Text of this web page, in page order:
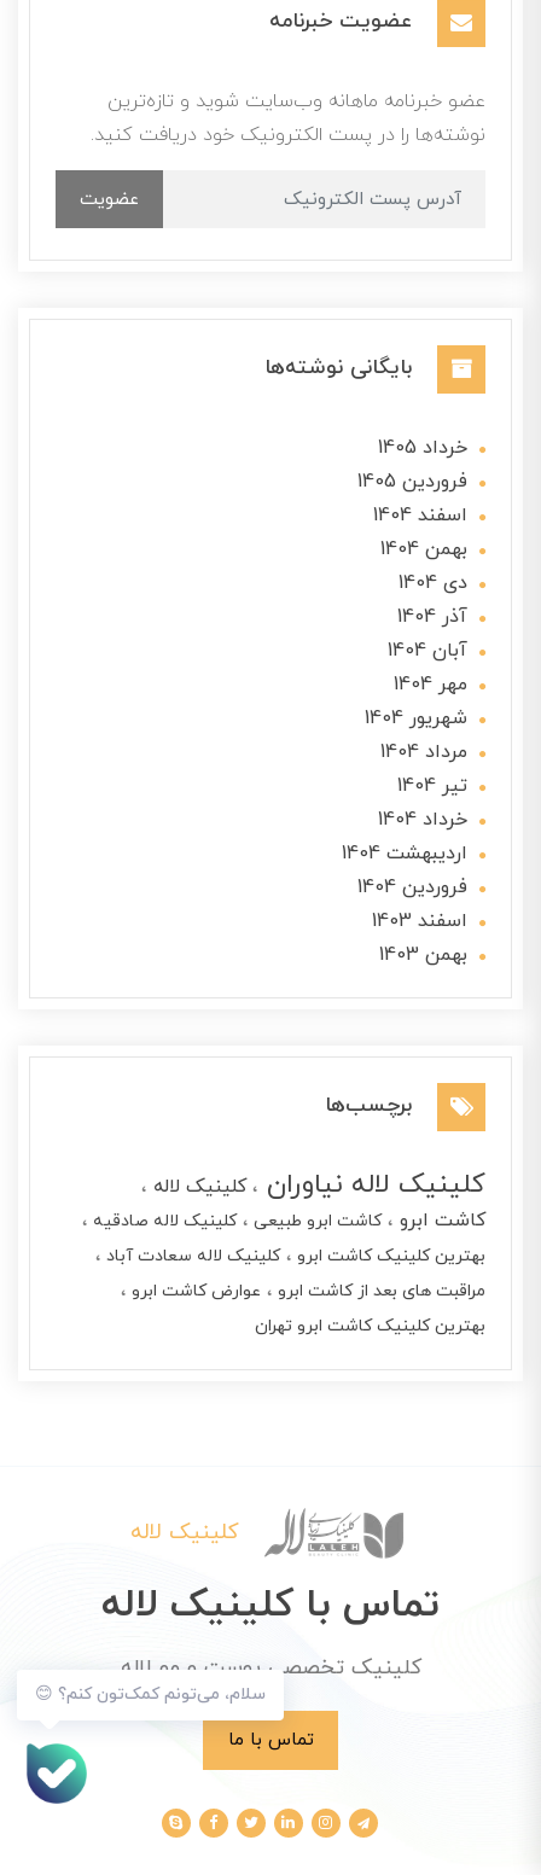
عضویت خبرنامه
عضو خبرنامه ماهانه وب‌سایت شوید و تازه‌ترین
نوشته‌ها را در پست الکترونیک خود دریافت کنید.
عضویت
بایگانی نوشته‌ها
خرداد 1405
فروردین 1405
اسفند 1404
بهمن 1404
دی 1404
آذر 1404
آبان 1404
مهر 1404
شهریور 1404
مرداد 1404
تير 1404
خرداد 1404
ارديبهشت 1404
فروردین 1404
اسفند 1403
بهمن 1403
برچسب‌ها
کلینیک لاله نیاوران
کلینیک لاله
کاشت ابرو
کاشت ابرو طبیعی
کلینیک لاله صادقیه
بهترین کلینیک کاشت ابرو
کلینیک لاله سعادت آباد
مراقبت های بعد از کاشت ابرو
عوارض کاشت ابرو
بهترین کلینیک کاشت ابرو تهران
سلام، می‌تونم کمک‌تون کنم؟ 😊
کلینیک لاله
تماس با کلینیک لاله
کلینیک تخصصی پوست و مو لاله
تماس با ما